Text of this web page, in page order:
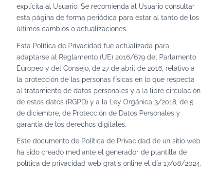
explícita al Usuario. Se recomienda al Usuario consultar
esta página de forma periódica para estar al tanto de los
últimos cambios o actualizaciones.
Esta Política de Privacidad fue actualizada para
adaptarse al Reglamento (UE) 2016/679 del Parlamento
Europeo y del Consejo, de 27 de abril de 2016, relativo a
la protección de las personas físicas en lo que respecta
al tratamiento de datos personales y a la libre circulación
de estos datos (RGPD) y a la Ley Orgánica 3/2018, de 5
de diciembre, de Protección de Datos Personales y
garantía de los derechos digitales.
Este documento de Política de Privacidad de un sitio web
ha sido creado mediante el generador de plantilla de
política de privacidad web gratisonline el día 17/08/2024.